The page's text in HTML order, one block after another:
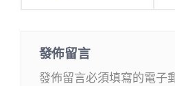
發佈留言
發佈留言必須填寫的電子